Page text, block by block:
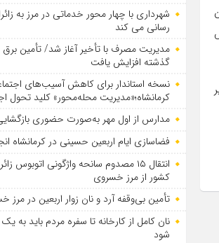
شهرداری با چهار محور خدماتی در مرز به
رسانی می کند
مدیریت مصرف با تأخیر آغاز شد/ تأمین
گذشته افزایش یافت
نسخه استاندار برای کاهش آسیب‌های
کرمانشاه؛«مدیریت محله‌محور» کلید تحول
مدارس از اول مهر به‌صورت حضوری
فضاسازی ایام اربعین حسینی در کرمانشاه
انتقال ۱۵ مصدوم سانحه واژگونی اتوبوس
کشور از مرز خسروی
تأمین بی‌وقفه آرد و نان زوار اربعین در مرز
نان کامل از کارخانه تا سفره مردم باید
شود